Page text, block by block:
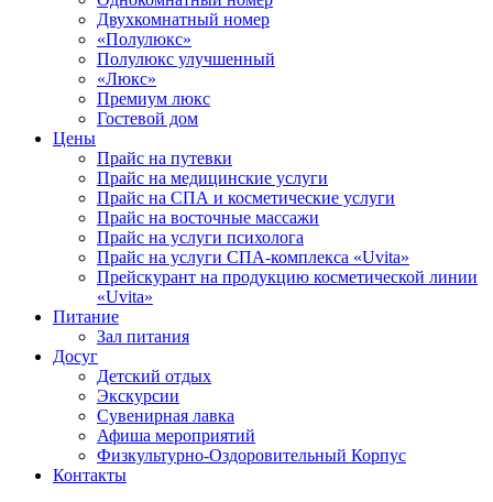
Двухкомнатный номер
«Полулюкс»
Полулюкс улучшенный
«Люкс»
Премиум люкс
Гостевой дом
Цены
Прайс на путевки
Прайс на медицинские услуги
Прайс на СПА и косметические услуги
Прайс на восточные массажи
Прайс на услуги психолога
Прайс на услуги СПА-комплекса «Uvita»
Прейскурант на продукцию косметической линии
«Uvita»
Питание
Зал питания
Досуг
Детский отдых
Экскурсии
Сувенирная лавка
Афиша мероприятий
Физкультурно-Оздоровительный Корпус
Контакты